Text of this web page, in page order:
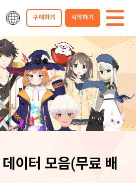
구매하기 시작하기
이터 모음(무료 배